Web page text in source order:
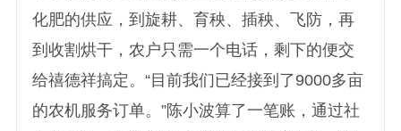
化肥的供应，到旋耕、育秧、插秧、飞防，再
到收割烘干，农户只需一个电话，剩下的便交
给禧德祥搞定。“目前我们已经接到了9000多亩
的农机服务订单。”陈小波算了一笔账，通过社